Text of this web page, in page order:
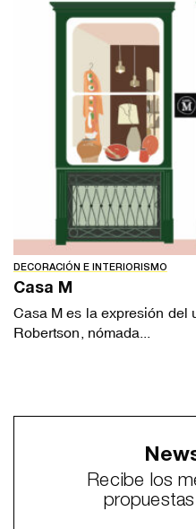
DECORACIÓN E INTERIORISMO
Casa M
Casa M es la expresión del
Robertson, nómada...
Recibe los